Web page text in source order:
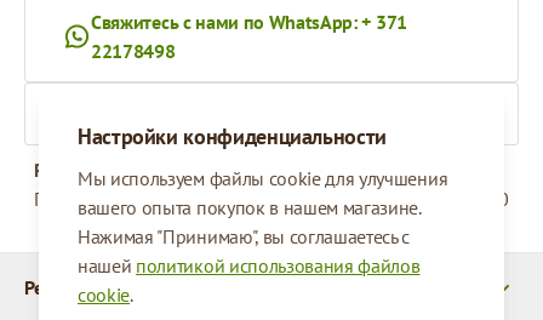
Настройки конфиденциальности
Мы используем файлы cookie для улучшения
вашего опыта покупок в нашем магазине.
Нажимая "Принимаю", вы соглашаетесь с
нашей политикой использования файлов
cookie.
Реквизиты
Свяжитесь с нами по WhatsApp: + 371
22178498
Рабочее время
Понедельник - Пятница
09:00 - 17:00